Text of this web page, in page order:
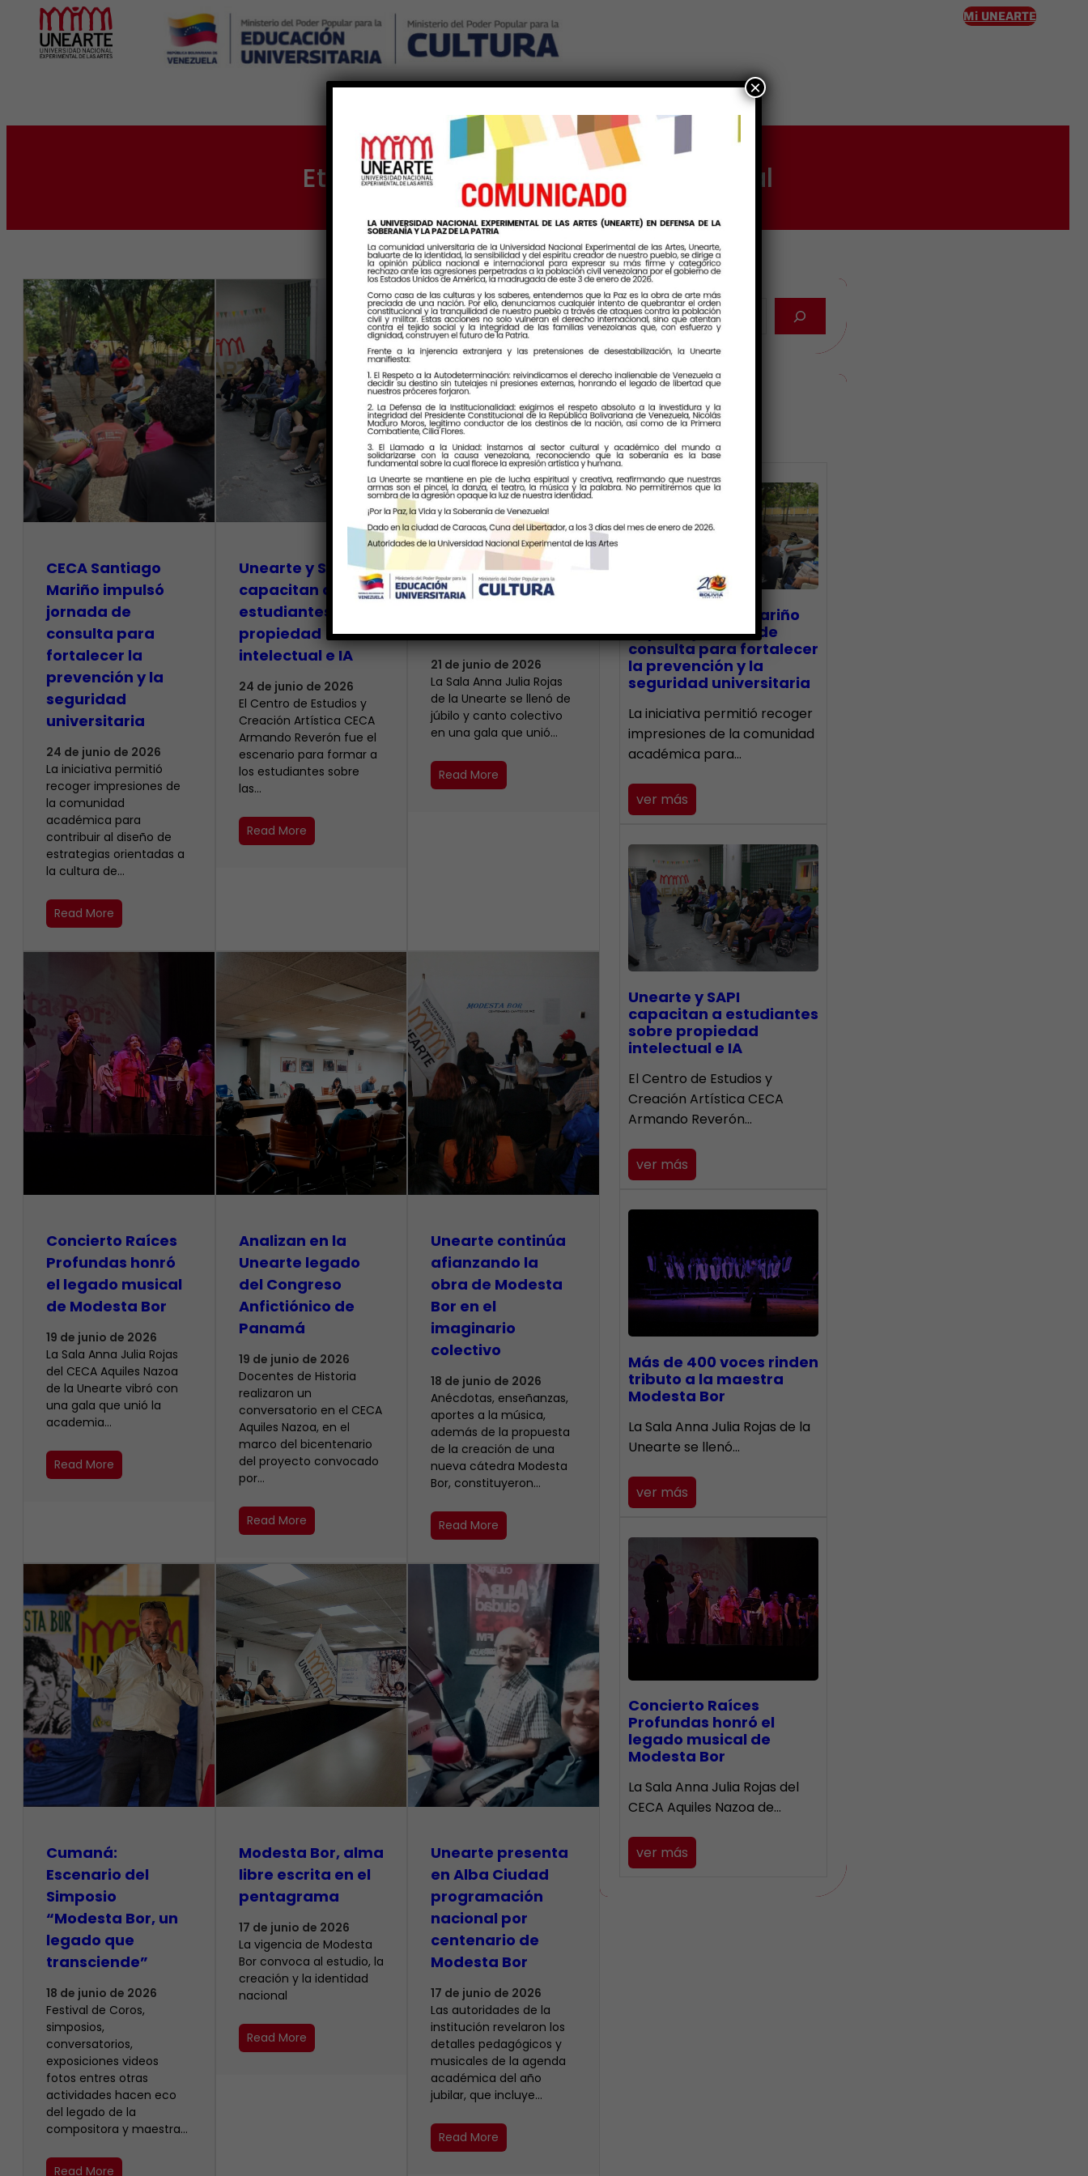
Mi UNEARTE
Ingreso
Etiqueta:ActividadArtisticaYCultural
CECA Santiago
Mariño impulsó
jornada de
consulta para
fortalecer la
prevención y la
seguridad
universitaria
24 de junio de 2026
La iniciativa permitió
recoger impresiones de
la comunidad
académica para
contribuir al diseño de
estrategias orientadas a
la cultura de…
Read More
Unearte y SAPI
capacitan a
estudiantes sobre
propiedad
intelectual e IA
24 de junio de 2026
El Centro de Estudios y
Creación Artística CECA
Armando Reverón fue el
escenario para formar a
los estudiantes sobre
las…
Read More
Más de 400 voces
rinden tributo a la
Bor
21 de junio de 2026
​La Sala Anna Julia Rojas
de la Unearte se llenó de
júbilo y canto colectivo
en una gala que unió…
Read More
​Concierto Raíces
Profundas honró
el legado musical
de Modesta Bor
19 de junio de 2026
La Sala Anna Julia Rojas
del CECA Aquiles Nazoa
de la Unearte vibró con
una gala que unió la
academia…
Read More
Analizan en la
Unearte legado
del Congreso
Anfictiónico de
Panamá
19 de junio de 2026
Docentes de Historia
realizaron un
conversatorio en el CECA
Aquiles Nazoa, en el
marco del bicentenario
del proyecto convocado
por…
Read More
Unearte continúa
afianzando la
obra de Modesta
Bor en el
imaginario
colectivo
18 de junio de 2026
Anécdotas, enseñanzas,
aportes a la música,
además de la propuesta
de la creación de una
nueva cátedra Modesta
Bor, constituyeron…
Read More
Cumaná:
Escenario del
Simposio
“Modesta Bor, un
legado que
transciende”
18 de junio de 2026
Festival de Coros,
simposios,
conversatorios,
exposiciones videos
fotos entres otras
actividades hacen eco
del legado de la
compositora y maestra…
Read More
Modesta Bor, alma
libre escrita en el
pentagrama
17 de junio de 2026
La vigencia de Modesta
Bor convoca al estudio, la
creación y la identidad
nacional
Read More
​Unearte presenta
en Alba Ciudad
programación
nacional por
centenario de
Modesta Bor
17 de junio de 2026
Las autoridades de la
institución revelaron los
detalles pedagógicos y
musicales de la agenda
académica del año
jubilar, que incluye…
Read More
Últimas Noticias
CECA Santiago Mariño
impulsó jornada de
consulta para fortalecer
la prevención y la
seguridad universitaria
La iniciativa permitió recoger
impresiones de la comunidad
académica para…
ver más
Unearte y SAPI
capacitan a estudiantes
sobre propiedad
intelectual e IA
El Centro de Estudios y
Creación Artística CECA
Armando Reverón…
ver más
Más de 400 voces rinden
tributo a la maestra
Modesta Bor
​La Sala Anna Julia Rojas de la
Unearte se llenó…
ver más
​Concierto Raíces
Profundas honró el
legado musical de
Modesta Bor
La Sala Anna Julia Rojas del
CECA Aquiles Nazoa de…
ver más
×